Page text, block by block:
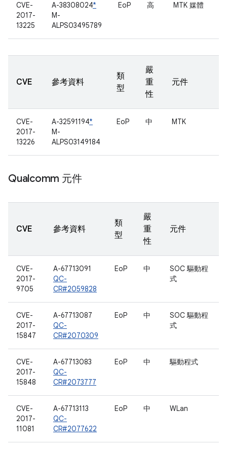
CVE-
2017-
13225
A-38308024*
M-
ALPS03495789
EoP 高 MTK 媒體
CVE 參考資料
類
型
嚴
重
性
元件
CVE-
2017-
13226
A-32591194*
M-
ALPS03149184
EoP 中 MTK
Qualcomm 元件
CVE 參考資料
類
型
嚴
重
性
元件
CVE-
2017-
9705
A-67713091
QC-
CR#2059828
EoP 中
SOC 驅動程
式
CVE-
2017-
15847
A-67713087
QC-
CR#2070309
EoP 中
SOC 驅動程
式
CVE-
2017-
15848
A-67713083
QC-
CR#2073777
EoP 中 驅動程式
CVE-
2017-
11081
A-67713113
QC-
CR#2077622
EoP 中 WLan